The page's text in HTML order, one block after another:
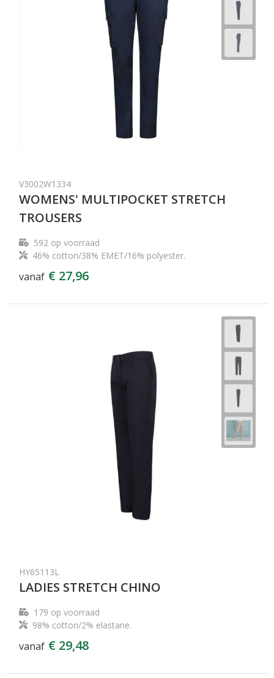
V3002W1334
WOMENS' MULTIPOCKET STRETCH
TROUSERS
592op voorraad
46% cotton/38% EMET/16% polyester.
vanaf € 27,96
HY65113L
LADIES STRETCH CHINO
179 op voorraad
98% cotton/2% elastane.
vanaf € 29,48